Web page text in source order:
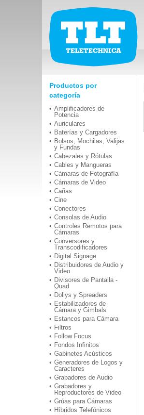
Productos por
categoría
Amplificadores de
Potencia
Auriculares
Baterías y Cargadores
Bolsos, Mochilas, Valijas
y Fundas
Cabezales y Rótulas
Cables y Mangueras
Cámaras de Fotografía
Cámaras de Video
Cañas
Cine
Conectores
Consolas de Audio
Controles Remotos para
Cámaras
Conversores y
Transcodificadores
Digital Signage
Distribuidores de Audio y
Video
Divisores de Pantalla -
Quad
Dollys y Spreaders
Estabilizadores de
Cámara y Gimbals
Estancos para Cámara
Filtros
Follow Focus
Fondos Infinitos
Gabinetes Acústicos
Generadores de Logos y
Caracteres
Grabadores de Audio
Grabadores y
Reproductores de Video
Grúas para Cámaras
Híbridos Telefónicos